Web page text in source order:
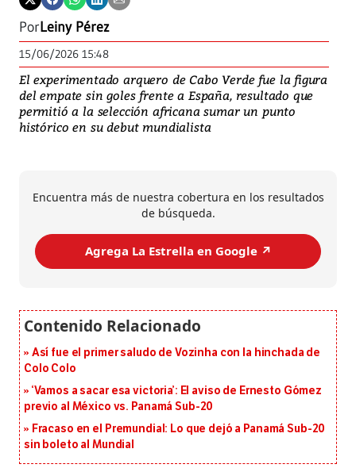
PorLeiny Pérez
15/06/2026 15:48
El experimentado arquero de Cabo Verde fue la figura
del empate sin goles frente a España, resultado que
permitió a la selección africana sumar un punto
histórico en su debut mundialista
Encuentra más de nuestra cobertura en los resultados
de búsqueda.
Agrega La Estrella en Google ↗️
Así fue el primer saludo de Vozinha con la hinchada de
Colo Colo
‘Vamos a sacar esa victoria’: El aviso de Ernesto Gómez
previo al México vs. Panamá Sub-20
Fracaso en el Premundial: Lo que dejó a Panamá Sub-20
sin boleto al Mundial